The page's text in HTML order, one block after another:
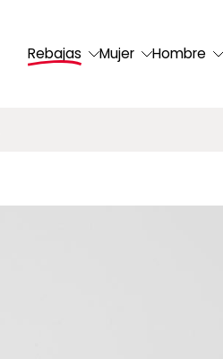
Rebajas Mujer Hombre